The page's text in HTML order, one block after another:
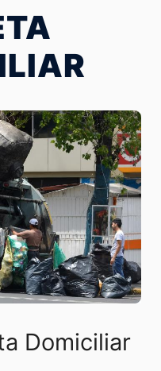
Domiciliar